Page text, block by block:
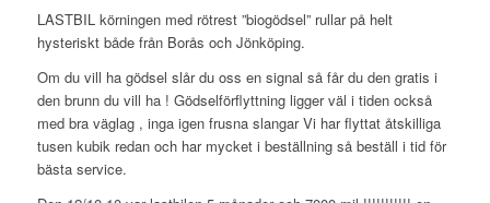
LASTBIL körningen med rötrest ”biogödsel” rullar på helt
hysteriskt både från Borås och Jönköping.
Om du vill ha gödsel slår du oss en signal så får du den gratis i
den brunn du vill ha ! Gödselförflyttning ligger väl i tiden också
med bra väglag , inga igen frusna slangar Vi har flyttat åtskilliga
tusen kubik redan och har mycket i beställning så beställ i tid för
bästa service.